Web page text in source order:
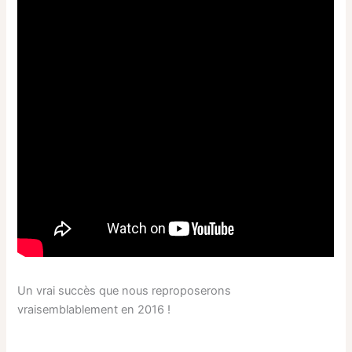
Un vrai succès que nous reproposerons
vraisemblablement en 2016 !